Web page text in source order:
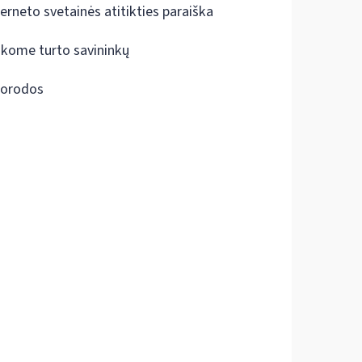
svetainės atitikties paraiška
turto savininkų